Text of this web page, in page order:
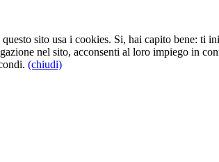
sito usa i cookies. Si, hai capito bene: ti
nel sito, acconsenti al loro impiego in
(chiudi)